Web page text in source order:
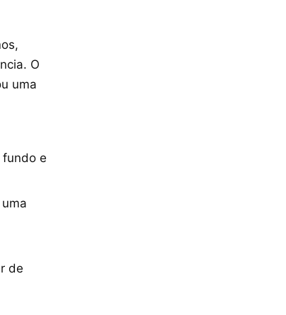
O
uma
fundo e
de